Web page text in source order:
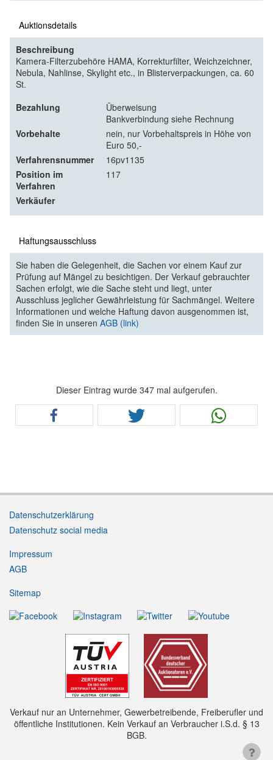
Auktionsdetails
Beschreibung
Kamera-Filterzubehöre HAMA, Korrekturfilter, Weichzeichner,
Nebula, Nahlinse, Skylight etc., in Blisterverpackungen, ca. 60
St.
Bezahlung
Überweisung
Bankverbindung siehe Rechnung
Vorbehalte
nein, nur Vorbehaltspreis in Höhe von
Euro 50,-
Verfahrensnummer
16pv1135
Position im
Verfahren
117
Verkäufer
Haftungsausschluss
Sie haben die Gelegenheit, die Sachen vor einem Kauf zur
Prüfung auf Mängel zu besichtigen. Der Verkauf gebrauchter
Sachen erfolgt, wie die Sache steht und liegt, unter
Ausschluss jeglicher Gewährleistung für Sachmängel. Weitere
Informationen und welche Haftung davon ausgenommen ist,
finden Sie in unseren AGB (link)
Dieser Eintrag wurde 347 mal aufgerufen.
Datenschutzerklärung
Datenschutz social media
Impressum
AGB
Sitemap
Verkauf nur an Unternehmer, Gewerbetreibende, Freiberufler und
öffentliche Institutionen. Kein Verkauf an Verbraucher i.S.d. § 13
BGB.